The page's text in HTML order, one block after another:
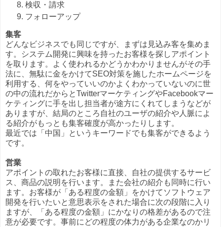
検収・請求
フォローアップ
集客
どんなビジネスでも同じですが、まずは見込み客を集めま
す。システム開発に興味を持ったお客様を探しアポイント
を取ります。よく使われるかどうかわかりませんがその手
法に、無駄に金をかけてSEO対策を施したホームページを
利用する、何をやっていいのかよくわかっていないのに世
の中の流れだからとTwitterマーケティングやFacebookマー
ケティングに手を出し担当者が途方にくれてしまうなどが
ありますが、結局のところ自社のユーザの紹介や人脈によ
る紹介がもっとも集客確度が高かったりします。
最近では「中国」というキーワードでも集客ができるよう
です。
営業
アポイントの取れたお客様に直接、自社の提供するサービ
ス、商品の説明を行います。また会社の紹介も同時に行い
ます。お客様が「ある程度の金額」をかけてソフトウェア
開発を行いたいと意思表示をされた場合に次の段階に入り
ますが、「ある程度の金額」にかなりの格差があるので注
意が必要です。事前にどの程度の体力がある企業なのかリ